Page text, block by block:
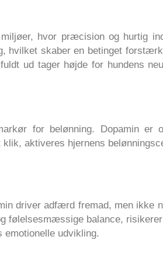
hvor præcision og hurtig
hvilket skaber en betinget
ud tager højde for hundens
for belønning. Dopamin er
aktiveres hjernens
driver adfærd fremad, men ikke
følelsesmæssige balance,
emotionelle udvikling.